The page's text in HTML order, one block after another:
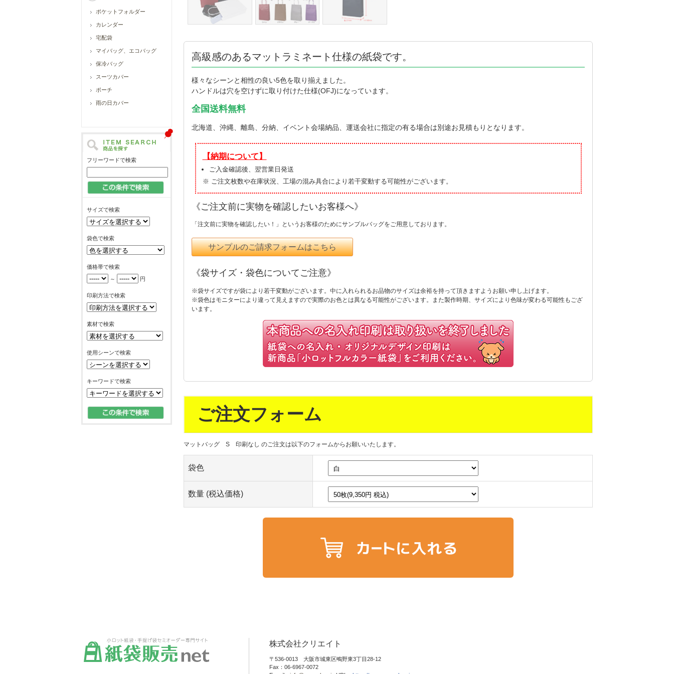
ポケットフォルダー
カレンダー
宅配袋
マイバッグ、エコバッグ
保冷バッグ
スーツカバー
ポーチ
雨の日カバー
フリーワードで検索
サイズで検索
袋色で検索
価格帯で検索
～
円
印刷方法で検索
素材で検索
使用シーンで検索
キーワードで検索
高級感のあるマットラミネート仕様の紙袋です。
様々なシーンと相性の良い5色を取り揃えました。
ハンドルは穴を空けずに取り付けた仕様(OFJ)になっています。
全国送料無料
北海道、沖縄、離島、分納、イベント会場納品、運送会社に指定の有る場合は別途お見積もりとなります。
【納期について】
ご入金確認後、翌営業日発送
※ ご注文枚数や在庫状況、工場の混み具合により若干変動する可能性がございます。
《ご注文前に実物を確認したいお客様へ》
「注文前に実物を確認したい！」というお客様のためにサンプルバッグをご用意しております。
サンプルのご請求フォームはこちら
《袋サイズ・袋色についてご注意》
※袋サイズですが袋により若干変動がございます。中に入れられるお品物のサイズは余裕を持って頂きますようお願い申し上げます。
※袋色はモニターにより違って見えますので実際のお色とは異なる可能性がございます。また製作時期、サイズにより色味が変わる可能性もござ
います。
ご注文フォーム
マットバッグ S 印刷なし のご注文は以下のフォームからお願いいたします。
袋色
数量 (税込価格)
株式会社クリエイト
〒536-0013 大阪市城東区鴫野東3丁目28-12
Fax：06-6967-0072